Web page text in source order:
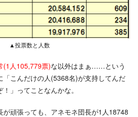
▲投票数と人数
(1人105,779票)な以外はまぁ……という
「こんだけの人(5368名)が支持してんだ
」ってことなんかな。
が頑張っても、アネモネ団長が1人18748